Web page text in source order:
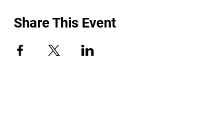
Share This Event